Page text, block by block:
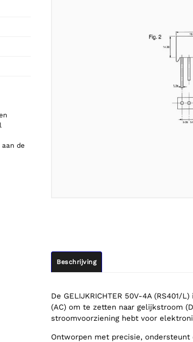
de
Beschrijving
De GELIJKRICHTER 50V-4A
(AC) om te zetten naar gelijkstroom
stroomvoorziening hebt voor
Ontworpen met precisie,